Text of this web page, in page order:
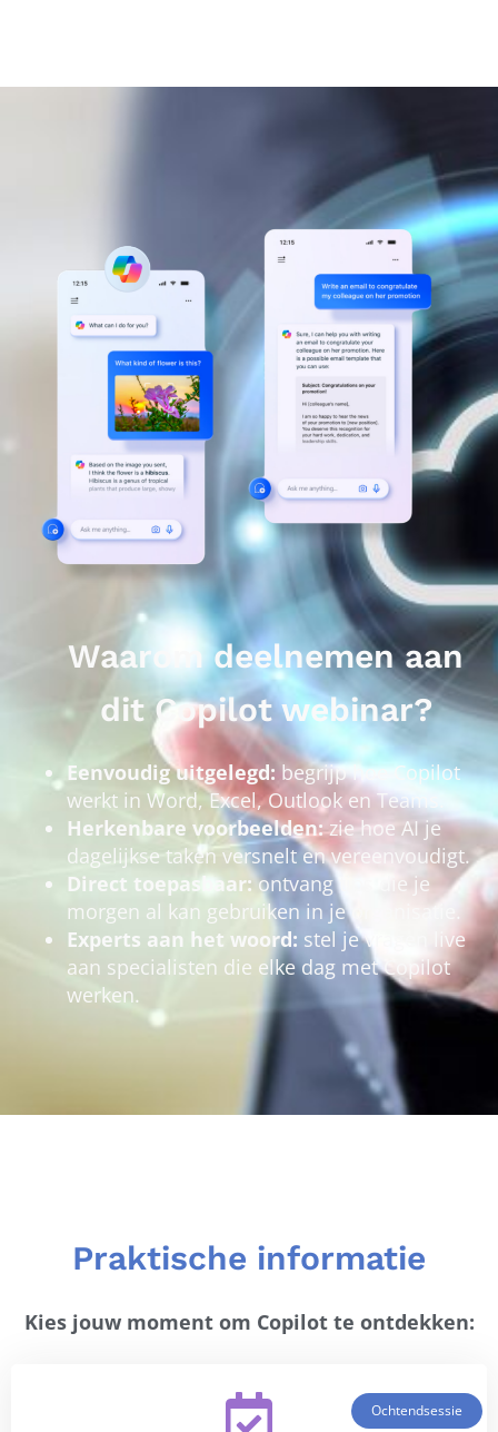
Waarom deelnemen aan
dit Copilot webinar?
Eenvoudig uitgelegd: begrijp hoe Copilot
werkt in Word, Excel, Outlook en Teams.
Herkenbare voorbeelden:zie hoe AI je
dagelijkse taken versnelt en vereenvoudigt.
Direct toepasbaar:ontvang tips die je
morgen al kan gebruiken in je organisatie.
Experts aan het woord: stel je vragen live
aan specialisten die elke dag met Copilot
werken.
Praktische informatie
Kies jouw moment om Copilot te ontdekken:
Ochtendsessie